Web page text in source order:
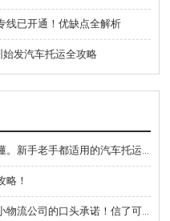
线已开通！优缺点全解析
发汽车托运全攻略
汽车托运怎么选？三大要素一篇搞懂。新手老手都适用的汽车托运攻略来了~建议收藏
略！
中车物流提醒各位车主，托车别信小物流公司的口头承诺！信了可能有坑！